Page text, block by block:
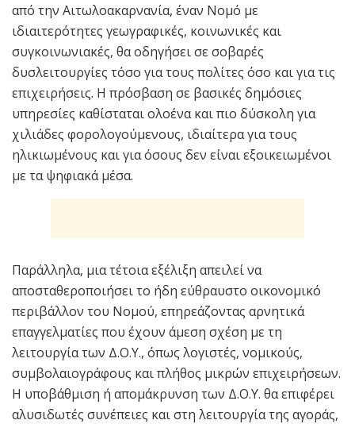
από την Αιτωλοακαρνανία, έναν Νομό με
ιδιαιτερότητες γεωγραφικές, κοινωνικές και
συγκοινωνιακές, θα οδηγήσει σε σοβαρές
δυσλειτουργίες τόσο για τους πολίτες όσο και για τις
επιχειρήσεις. Η πρόσβαση σε βασικές δημόσιες
υπηρεσίες καθίσταται ολοένα και πιο δύσκολη για
χιλιάδες φορολογούμενους, ιδιαίτερα για τους
ηλικιωμένους και για όσους δεν είναι εξοικειωμένοι
με τα ψηφιακά μέσα.
Παράλληλα, μια τέτοια εξέλιξη απειλεί να
αποσταθεροποιήσει το ήδη εύθραυστο οικονομικό
περιβάλλον του Νομού, επηρεάζοντας αρνητικά
επαγγελματίες που έχουν άμεση σχέση με τη
λειτουργία των Δ.Ο.Υ., όπως λογιστές, νομικούς,
συμβολαιογράφους και πλήθος μικρών επιχειρήσεων.
Η υποβάθμιση ή απομάκρυνση των Δ.Ο.Υ. θα επιφέρει
αλυσιδωτές συνέπειες και στη λειτουργία της αγοράς,